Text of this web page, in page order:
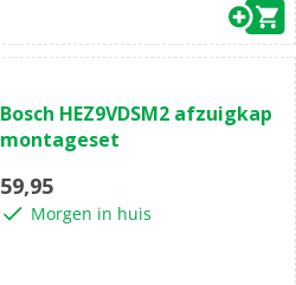
Bosch HEZ9VDSM2 afzuigkap
montageset
59,95
Morgen in huis